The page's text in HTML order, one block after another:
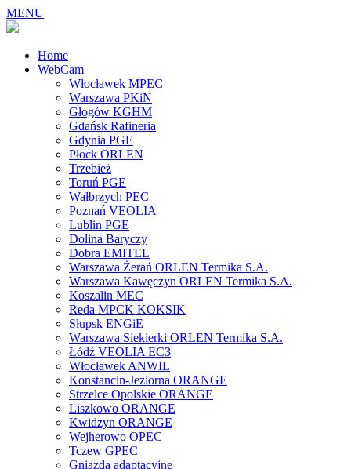
MENU
Home
WebCam
Włocławek MPEC
Warszawa PKiN
Głogów KGHM
Gdańsk Rafineria
Gdynia PGE
Płock ORLEN
Trzebież
Toruń PGE
Wałbrzych PEC
Poznań VEOLIA
Lublin PGE
Dolina Baryczy
Dobra EMITEL
Warszawa Żerań ORLEN Termika S.A.
Warszawa Kawęczyn ORLEN Termika S.A.
Koszalin MEC
Reda MPCK KOKSIK
Słupsk ENGiE
Warszawa Siekierki ORLEN Termika S.A.
Łódź VEOLIA EC3
Włocławek ANWIL
Konstancin-Jeziorna ORANGE
Strzelce Opolskie ORANGE
Liszkowo ORANGE
Kwidzyn ORANGE
Wejherowo OPEC
Tczew GPEC
Gniazda adaptacyjne